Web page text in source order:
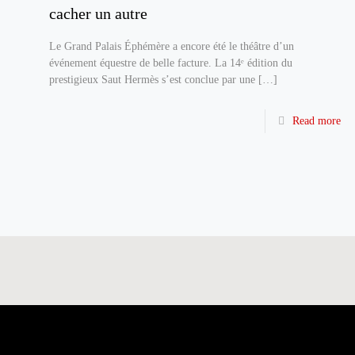
cacher un autre
Le Grand Palais Éphémère a encore été le théâtre d’un
événement équestre de belle facture. La 14ᵉ édition du
prestigieux Saut Hermès s’est conclue par une[…]
Read more